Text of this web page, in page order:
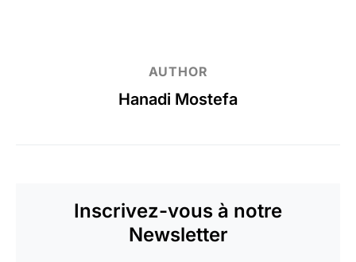
AUTHOR
Hanadi Mostefa
Inscrivez-vous à notre
Newsletter